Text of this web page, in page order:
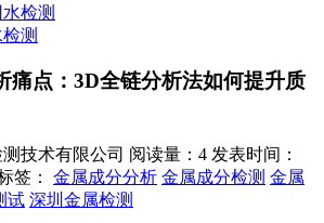
检测
测
痛点：3D全链分析法如何提升质
技术有限公司 阅读量：4 发表时间：
签： 金属成分分析 金属成分检测 金属
试 深圳金属检测